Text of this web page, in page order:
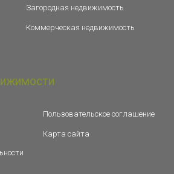
Загородная недвижимость
Коммерческая недвижимость
Пользовательское соглашение
Карта сайта